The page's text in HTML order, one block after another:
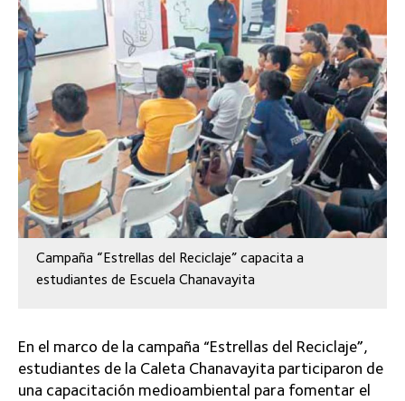
Campaña “Estrellas del Reciclaje” capacita a
estudiantes de Escuela Chanavayita
En el marco de la campaña “Estrellas del Reciclaje”,
estudiantes de la Caleta Chanavayita participaron de
una capacitación medioambiental para fomentar el